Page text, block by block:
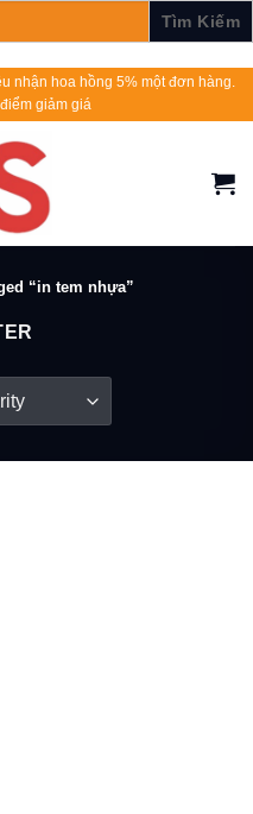
nhận hoa hồng 5% một đơn hàng.
giảm giá
“in tem nhựa”